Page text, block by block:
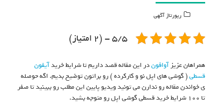
رپورتاژ آگهی
5/5 - (2 امتیاز)
همراهان عزیزآوافوندر این مقاله قصد داریم تا شرایط خریدآیفون
قسطی( گوشی های اپل نو و کارکرده ) رو براتون توضیح بدیم. اگه حوصله
ی خواندن مقاله رو ندارن می تونید ویدیو پایین این مطلب رو ببینید تا صفر
تا 100 شرایط خرید قسطی گوشی اپل رو متوجه بشید.